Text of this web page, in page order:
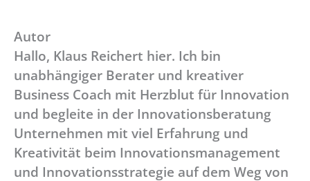
Autor
Hallo, Klaus Reichert hier. Ich bin
unabhängiger Berater und kreativer
Business Coach mit Herzblut für Innovation
und begleite in der Innovationsberatung
Unternehmen mit viel Erfahrung und
Kreativität beim Innovationsmanagement
und Innovationsstrategie auf dem Weg von